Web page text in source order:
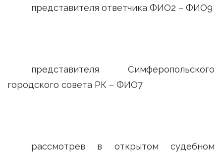
представителя ответчика ФИО2 – ФИО9
представителя Симферопольского
городского совета РК – ФИО7
рассмотрев в открытом судебном